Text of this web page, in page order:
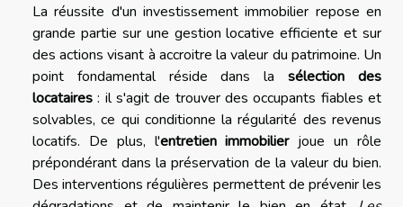
La réussite d'un investissement immobilier repose en
grande partie sur une gestion locative efficiente et sur
des actions visant à accroitre la valeur du patrimoine. Un
point fondamental réside dans lasélection des
locataires : il s'agit de trouver des occupants fiables et
solvables, ce qui conditionne la régularité des revenus
locatifs. De plus, l'entretien immobilierjoue un rôle
prépondérant dans la préservation de la valeur du bien.
Des interventions régulières permettent de prévenir les